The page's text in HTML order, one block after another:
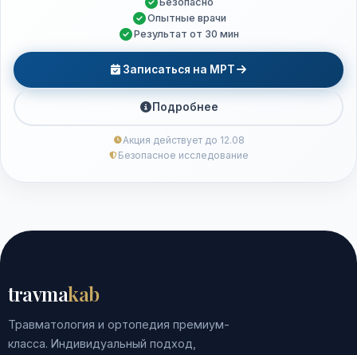
Опытные врачи
Результат от 30 мин
Записаться на МРТ
Подробнее
Акция действует до 12.08
Безопасное исследование
travmakab
Травматология и ортопедия премиум-
класса. Индивидуальный подход,